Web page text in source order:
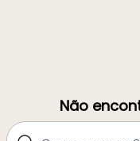
Não